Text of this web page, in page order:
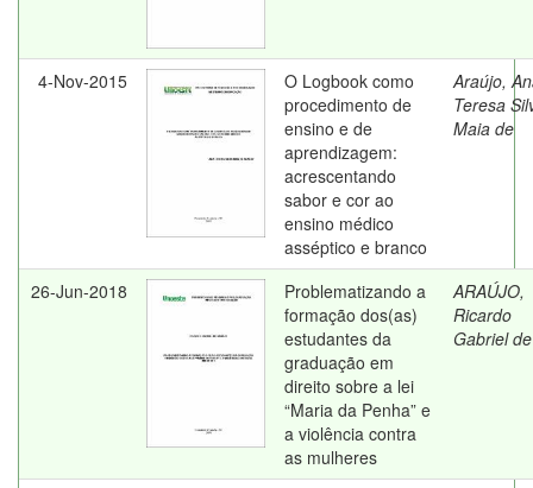
4-Nov-2015
O Logbook como
procedimento de
ensino e de
aprendizagem:
acrescentando
sabor e cor ao
ensino médico
asséptico e branco
Araújo,
Teresa
Maia de
26-Jun-2018
Problematizando a
formação dos(as)
estudantes da
graduação em
direito sobre a lei
“Maria da Penha” e
a violência contra
as mulheres
ARAÚJO,
Ricardo
Gabriel de